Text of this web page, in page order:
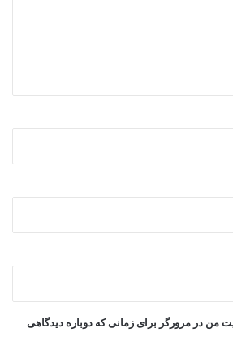
من در مرورگر برای زمانی که دوباره دیدگاهی